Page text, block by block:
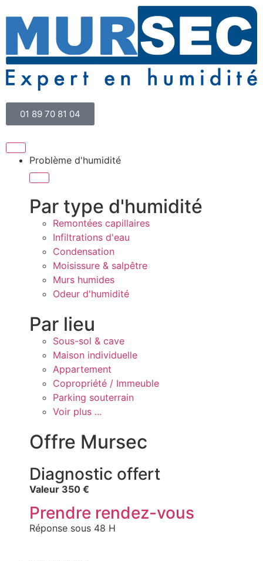
01 89 70 81 04
Problème d'humidité
Par type d'humidité
Remontées capillaires
Infiltrations d'eau
Condensation
Moisissure & salpêtre
Murs humides
Odeur d'humidité
Par lieu
Sous-sol & cave
Maison individuelle
Appartement
Copropriété / Immeuble
Parking souterrain
Voir plus ...
Offre Mursec
Diagnostic offert
Valeur 350 €
Prendre rendez-vous
Réponse sous 48 H